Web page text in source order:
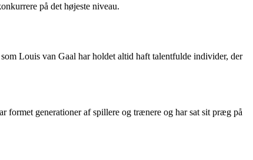
på det højeste niveau.
Louis van Gaal har holdet altid haft talentfulde individer, der
formet generationer af spillere og trænere og har sat sit præg på